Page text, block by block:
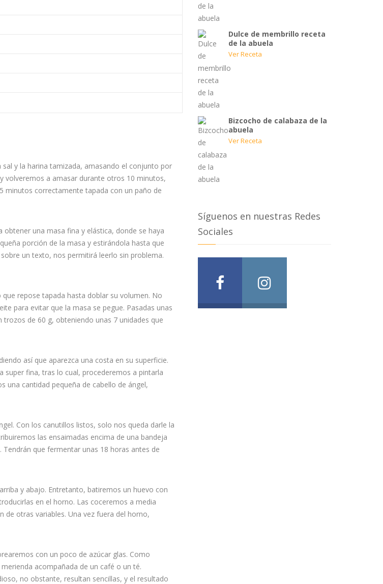
y la harina tamizada, amasando el conjunto por
volveremos a amasar durante otros 10 minutos,
minutos correctamente tapada con un paño de
una masa fina y elástica, donde se haya
porción de la masa y estirándola hasta que
un texto, nos permitirá leerlo sin problema.
repose tapada hasta doblar su volumen. No
para evitar que la masa se pegue. Pasadas unas
de 60 g, obteniendo unas 7 unidades que
así que aparezca una costa en su superficie.
super fina, tras lo cual, procederemos a pintarla
una cantidad pequeña de cabello de ángel,
Con los canutillos listos, solo nos queda darle la
las ensaimadas encima de una bandeja
que fermentar unas 18 horas antes de
y abajo. Entretanto, batiremos un huevo con
en el horno. Las coceremos a media
otras variables. Una vez fuera del horno,
con un poco de azúcar glas. Como
acompañada de un café o un té.
no obstante, resultan sencillas, y el resultado
Dulce de membrillo receta
de la abuela
Ver Receta
Bizcocho de calabaza de la
abuela
Ver Receta
Síguenos en nuestras Redes
Sociales